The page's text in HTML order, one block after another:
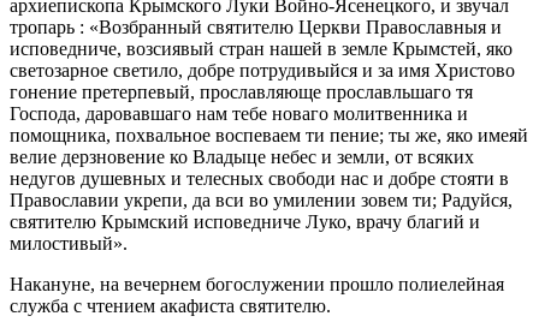
архиепископа Крымского Луки Войно-Ясенецкого, и звучал
тропарь : «Возбранный святителю Церкви Православныя и
исповедниче, возсиявый стран нашей в земле Крымстей, яко
светозарное светило, добре потрудивыйся и за имя Христово
гонение претерпевый, прославляюще прославльшаго тя
Господа, даровавшаго нам тебе новаго молитвенника и
помощника, похвальное воспеваем ти пение; ты же, яко имеяй
велие дерзновение ко Владыце небес и земли, от всяких
недугов душевных и телесных свободи нас и добре стояти в
Православии укрепи, да вси во умилении зовем ти; Радуйся,
святителю Крымский исповедниче Луко, врачу благий и
милостивый».
Накануне, на вечернем богослужении прошло полиелейная
служба с чтением акафиста святителю.